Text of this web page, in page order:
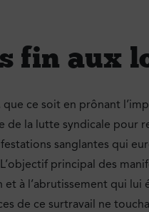
fin aux
ce soit en prônant
la lutte syndicale pour
sanglantes qui
principal des
et à l’abrutissement qui
de ce surtravail ne